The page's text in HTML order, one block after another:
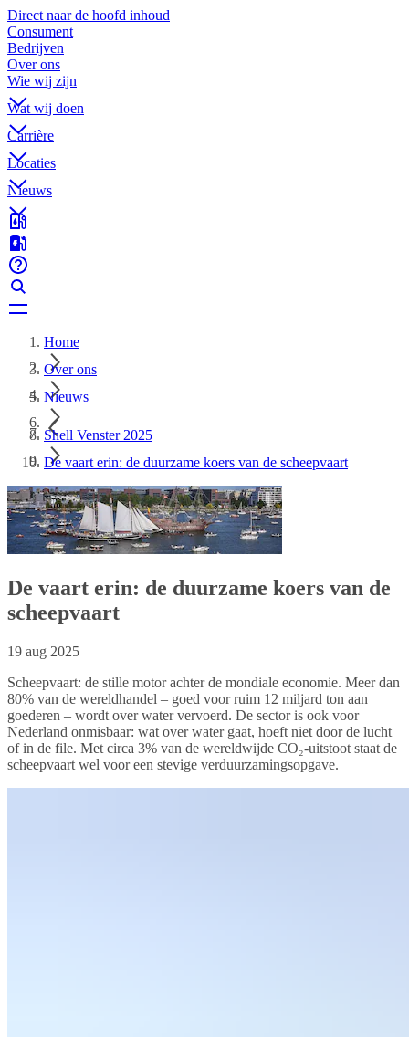
Direct naar de hoofd inhoud
Consument
Bedrijven
Over ons
Wie wij zijn
Wat wij doen
Carrière
Locaties
Nieuws
Home
Over ons
Nieuws
Shell Venster 2025
De vaart erin: de duurzame koers van de scheepvaart
De vaart erin: de duurzame koers van de
scheepvaart
19 aug 2025
Scheepvaart: de stille motor achter de mondiale economie. Meer dan
80% van de wereldhandel – goed voor ruim 12 miljard ton aan
goederen – wordt over water vervoerd. De sector is ook voor
Nederland onmisbaar: wat over water gaat, hoeft niet door de lucht
of in de file. Met circa 3% van de wereldwijde CO₂-uitstoot staat de
scheepvaart wel voor een stevige verduurzamingsopgave.